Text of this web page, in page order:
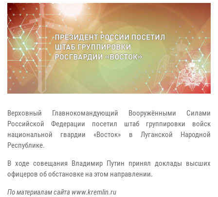
Верховный Главнокомандующий Вооружёнными Силами
Российской Федерации посетил штаб группировки войск
национальной гвардии «Восток» в Луганской Народной
Республике.
В ходе совещания Владимир Путин принял доклады высших
офицеров об обстановке на этом направлении.
По материалам сайта www.kremlin.ru